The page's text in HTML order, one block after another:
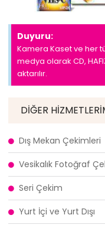
Duyuru:
Kamera Kaset ve her
medya olarak CD,
aktarılır.
DIĞER
Dış Mekan Çekimleri
Vesikalık Fotoğraf
Seri Çekim
Yurt İçi ve Yurt Dışı